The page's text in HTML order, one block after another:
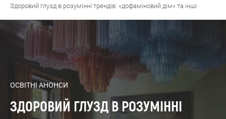
Здоровий глузд в розумінні трендів: «дофаміновий дім» та інші
ОСВІТНІ АНОНСИ
ЗДОРОВИЙ ГЛУЗД В РОЗУМІННІ